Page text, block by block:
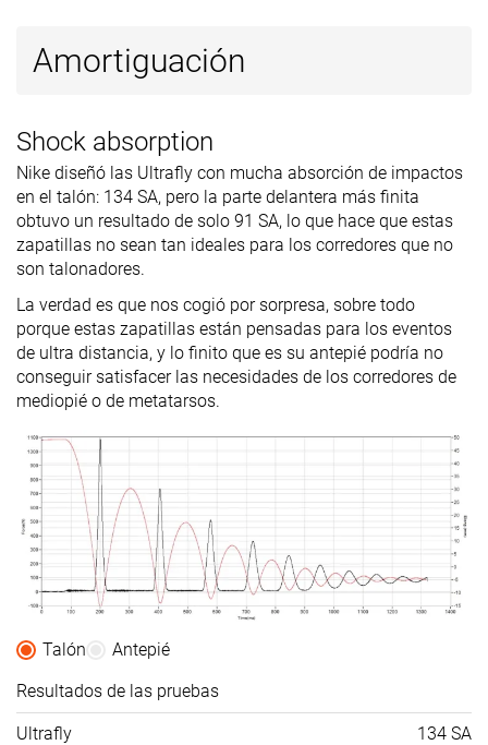
disponibles
Estación
Todas las
estaciones
estaciones
estaciones
Removable
insole
✓ ✓ ✗
Orthotic
friendly
✓
Clasificación #224 40% inferior #242 35% inferior #50 Top 14%
Popularidad #251 32% inferior #179 Top 48% #186 Top 50%
Amortiguación
Shock absorption
Nike diseñó las Ultrafly con mucha absorción de impactos
en el talón: 134 SA, pero la parte delantera más finita
obtuvo un resultado de solo 91 SA, lo que hace que estas
zapatillas no sean tan ideales para los corredores que no
son talonadores.
La verdad es que nos cogió por sorpresa, sobre todo
porque estas zapatillas están pensadas para los eventos
de ultra distancia, y lo finito que es su antepié podría no
conseguir satisfacer las necesidades de los corredores de
mediopié o de metatarsos.
Talón
Antepié
Resultados de las pruebas
Ultrafly 134 SA